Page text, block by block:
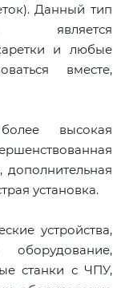
Данный тип
является
и любые
вместе,
высокая
дополнительная
установка.
устройства,
станки с ЧПУ,